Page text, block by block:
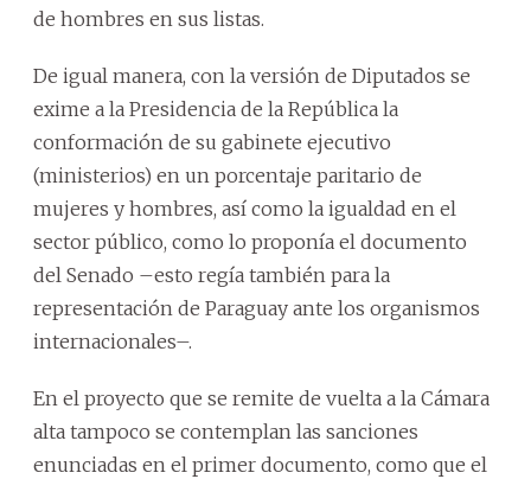
de hombres en sus listas.
De igual manera, con la versión de Diputados se
exime a la Presidencia de la República la
conformación de su gabinete ejecutivo
(ministerios) en un porcentaje paritario de
mujeres y hombres, así como la igualdad en el
sector público, como lo proponía el documento
del Senado –esto regía también para la
representación de Paraguay ante los organismos
internacionales–.
En el proyecto que se remite de vuelta a la Cámara
alta tampoco se contemplan las sanciones
enunciadas en el primer documento, como que el